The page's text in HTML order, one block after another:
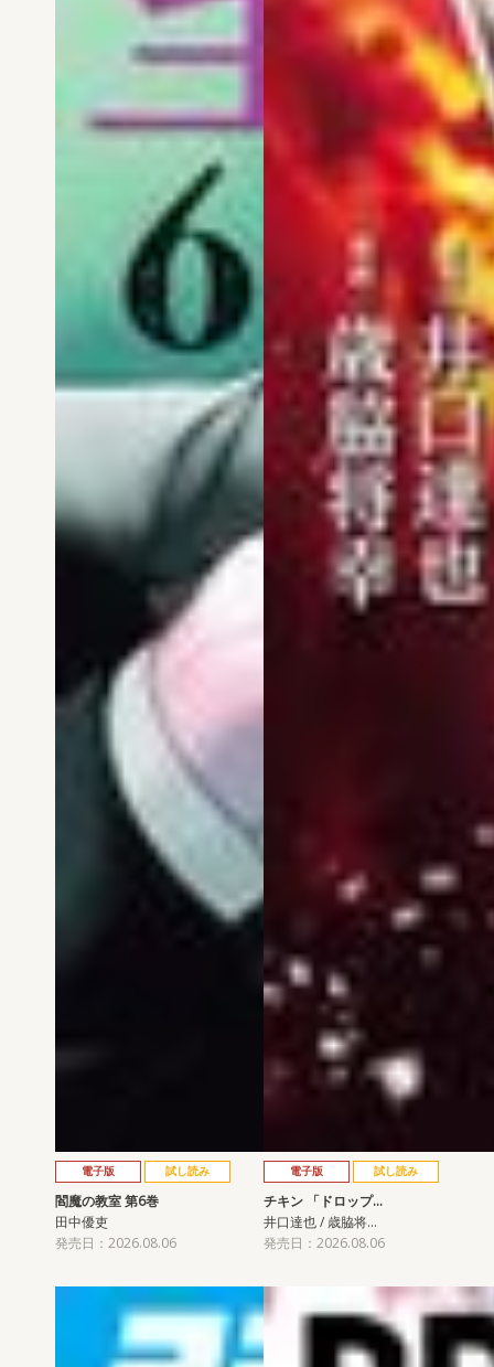
電子版 試し読み
閻魔の教室 第6巻
田中優吏
発売日：2026.08.06
電子版 試し読み
チキン 「ドロップ…
井口達也 / 歳脇将…
発売日：2026.08.06